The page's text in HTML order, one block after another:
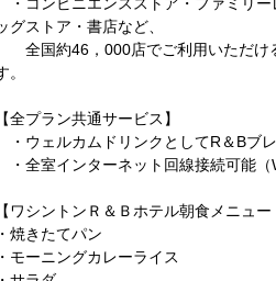
グストア・書店など、
全国約46，000店でご利用いただけ
。
【全プラン共通サービス】
・ウェルカムドリンクとしてR＆Bブ
・全室インターネット回線接続可能（
【ワシントンＲ＆Ｂホテル朝食メニュ
・焼きたてパン
・モーニングカレーライス